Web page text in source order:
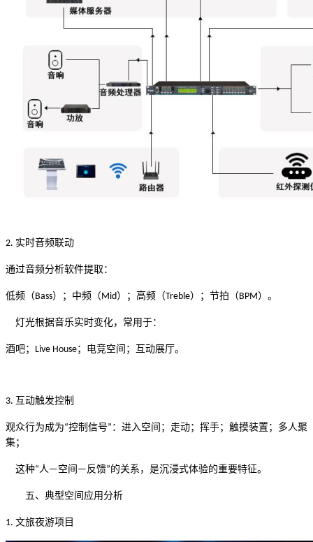
2. 实时音频联动
通过音频分析软件提取：
低频（Bass）；中频（Mid）；高频（Treble）；节拍（BPM）。
灯光根据音乐实时变化，常用于：
酒吧； Live House；电竞空间；互动展厅。
3. 互动触发控制
观众行为成为“控制信号” ： 进入空间 ； 走动； 挥手； 触摸装置 ； 多人聚
集；
这种“ 人 —空间 —反馈”的关系，是沉浸式体验的重要特征。
五、典型空间应用分析
1. 文旅夜游项目